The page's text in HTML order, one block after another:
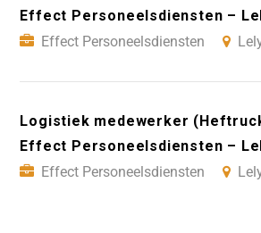
Effect Personeelsdiensten –
Effect Personeelsdiensten
Logistiek medewerker
Effect Personeelsdiensten –
Effect Personeelsdiensten